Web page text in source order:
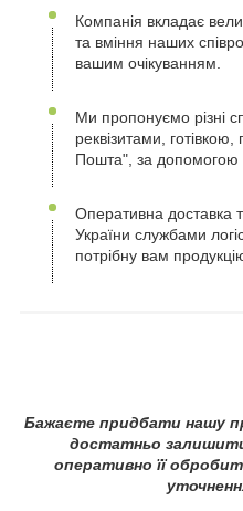
Компанія вкладає
та вміння наших
вашим очікуванням.
Ми пропонуємо різні
реквізитами,
Пошта", за допомогою
Оперативна доставка
України службами
потрібну вам
Бажаєте придбати нашу
достатньо
оперативно її